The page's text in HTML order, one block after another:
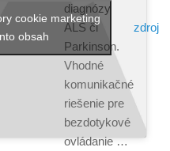
diagnózy
ALS či
Parkinson.
Vhodné
komunikačné
riešenie pre
bezdotykové
ovládanie …
zdroj
cookie marketing
obsah